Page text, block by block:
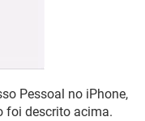
Pessoal no iPhone,
foi descrito acima.